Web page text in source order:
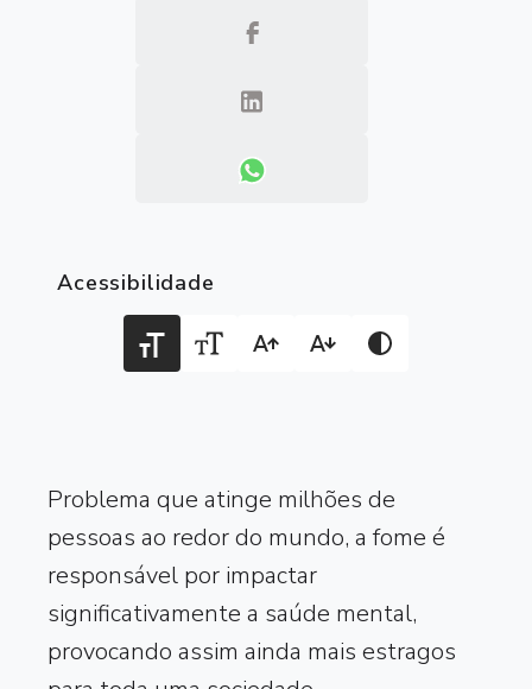
Acessibilidade
Problema que atinge milhões de
pessoas ao redor do mundo, a fome é
responsável por impactar
significativamente a saúde mental,
provocando assim ainda mais estragos